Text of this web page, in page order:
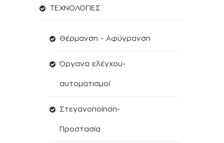
ΤΕΧΝΟΛΟΓΙΕΣ
Θέρμανση - Αφύγρανση
Όργανα ελέγχου-
αυτοματισμοί
Στεγανοποίηση-
Προστασία